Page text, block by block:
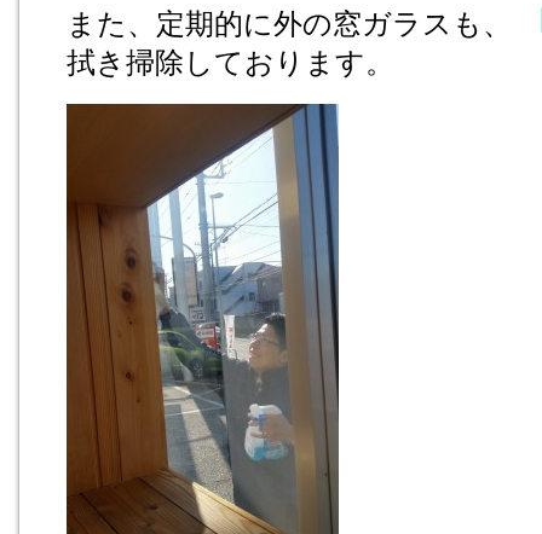
また、定期的に外の窓ガラスも、
拭き掃除しております。